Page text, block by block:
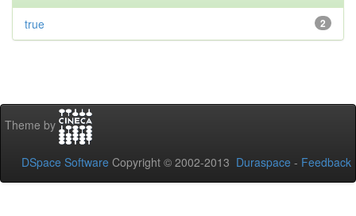
2
true
Theme by
DSpace Software Copyright © 2002-2013 Duraspace - Feedback